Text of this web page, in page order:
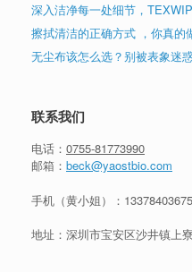
深入洁净每一处细节，
擦拭清洁的正确方式 ，你真的
无尘布该怎么选？别被表象迷
联系我们
电话： 0755-81773990
邮箱： beck@yaostbio.com
手机（黄小姐）： 13378403675
地址：深圳市宝安区沙井镇上